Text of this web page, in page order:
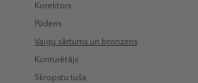
Korektors
Pūderis
Vaigu sārtums un bronzeris
Konturētājs
Skropstu tuša